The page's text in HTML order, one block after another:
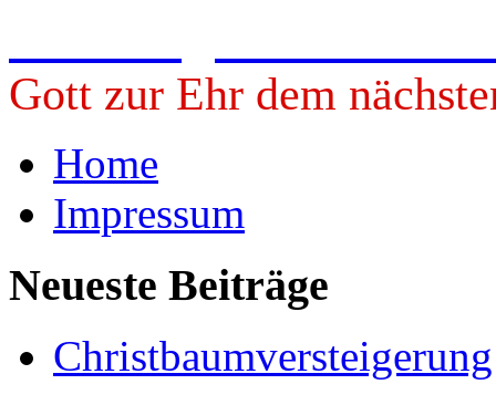
Gott zur Ehr dem
Home
Impressum
Neueste Beiträge